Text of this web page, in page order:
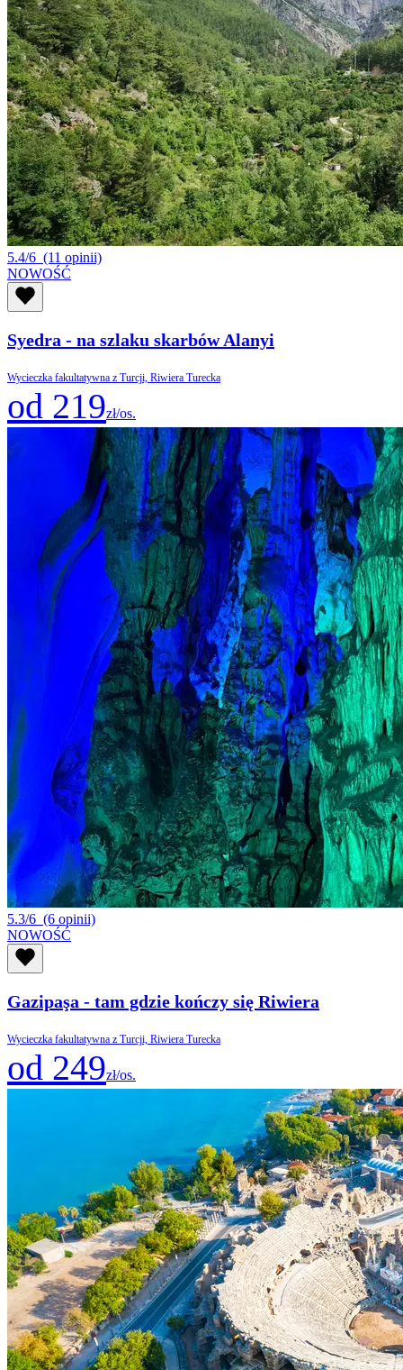
5.4/6 (11 opinii)
NOWOŚĆ
Syedra - na szlaku skarbów Alanyi
Wycieczka fakultatywna z Turcji, Riwiera Turecka
od 219zł/os.
5.3/6 (6 opinii)
NOWOŚĆ
Gazipaşa - tam gdzie kończy się Riwiera
Wycieczka fakultatywna z Turcji, Riwiera Turecka
od 249zł/os.